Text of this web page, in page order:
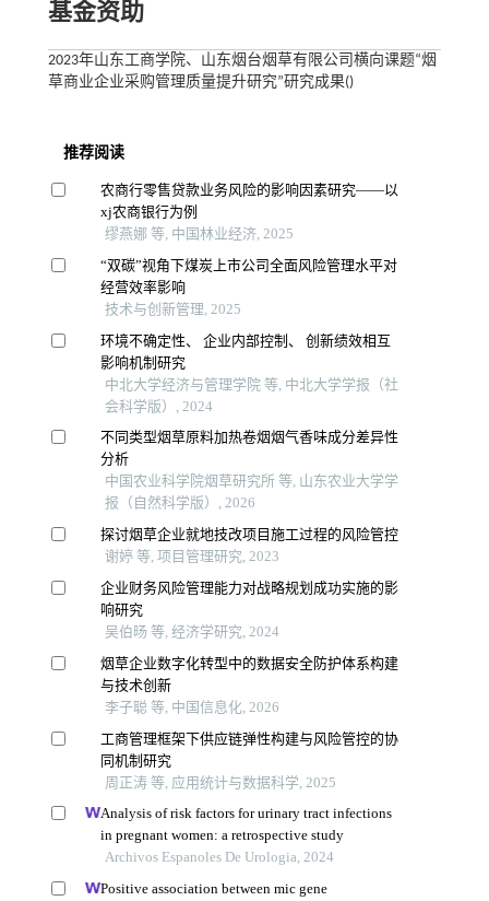
基金资助
2023年山东工商学院、山东烟台烟草有限公司横向课题“烟
草商业企业采购管理质量提升研究”研究成果()